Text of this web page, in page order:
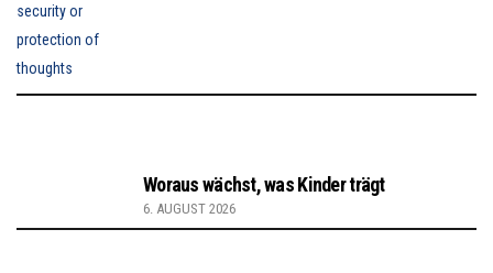
Woraus wächst, was Kinder trägt
6. AUGUST 2026